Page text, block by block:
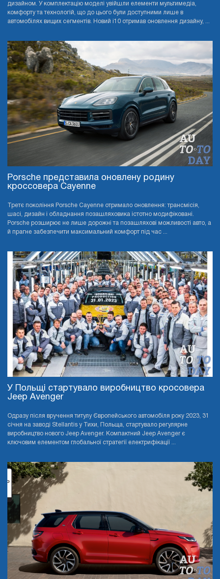
дизайном. У комплектацію моделі увійшли елементи мультимедіа,
комфорту та технологій, що до цього були доступними лише в
автомобілях вищих сегментів. Новий i10 отримав оновлення дизайну, ...
Porsche представила оновлену родину
кроссовера Cayenne
Третє покоління Porsche Cayenne отримало оновлення: трансмісія,
шасі, дизайн і обладнання позашляховика істотно модифіковані.
Porsche розширює не лише дорожні та позашляхові можливості авто, а
й прагне забезпечити максимальний комфорт під час ...
У Польщі стартувало виробництво кросовера
Jeep Avenger
Одразу після вручення титулу Європейського автомобіля року 2023, 31
січня на заводі Stellantis у Тихи, Польща, стартувало регулярне
виробництво нового Jeep Avenger. Компактний Jeep Avenger є
ключовим елементом глобальної стратегії електрифікації ...